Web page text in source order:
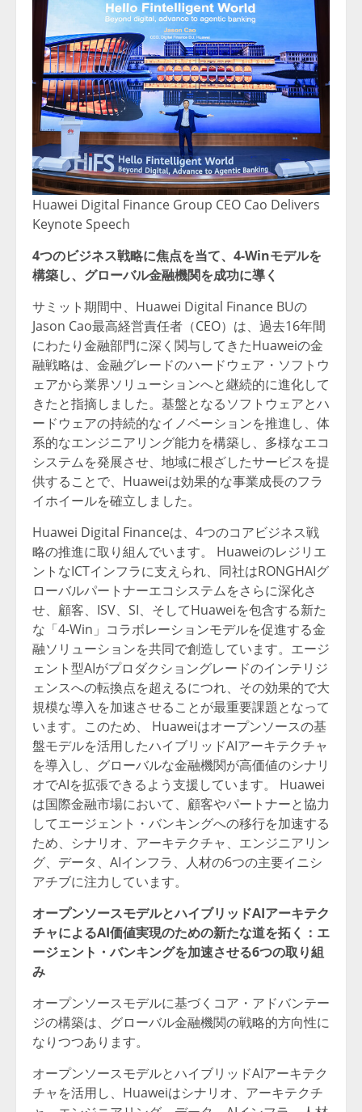
Huawei Digital Finance Group CEO Cao Delivers
Keynote Speech
4つのビジネス戦略に焦点を当て、4-Winモデルを
構築し、グローバル金融機関を成功に導く
サミット期間中、Huawei Digital Finance BUの
Jason Cao最高経営責任者（CEO）は、過去16年間
にわたり金融部門に深く関与してきたHuaweiの金
融戦略は、金融グレードのハードウェア・ソフトウ
ェアから業界ソリューションへと継続的に進化して
きたと指摘しました。基盤となるソフトウェアとハ
ードウェアの持続的なイノベーションを推進し、体
系的なエンジニアリング能力を構築し、多様なエコ
システムを発展させ、地域に根ざしたサービスを提
供することで、Huaweiは効果的な事業成長のフラ
イホイールを確立しました。
Huawei Digital Financeは、4つのコアビジネス戦
略の推進に取り組んでいます。 Huaweiのレジリエ
ントなICTインフラに支えられ、同社はRONGHAIグ
ローバルパートナーエコシステムをさらに深化さ
せ、顧客、ISV、SI、そしてHuaweiを包含する新た
な「4-Win」コラボレーションモデルを促進する金
融ソリューションを共同で創造しています。エージ
ェント型AIがプロダクショングレードのインテリジ
ェンスへの転換点を超えるにつれ、その効果的で大
規模な導入を加速させることが最重要課題となって
います。このため、 Huaweiはオープンソースの基
盤モデルを活用したハイブリッドAIアーキテクチャ
を導入し、グローバルな金融機関が高価値のシナリ
オでAIを拡張できるよう支援しています。 Huawei
は国際金融市場において、顧客やパートナーと協力
してエージェント・バンキングへの移行を加速する
ため、シナリオ、アーキテクチャ、エンジニアリン
グ、データ、AIインフラ、人材の6つの主要イニシ
アチブに注力しています。
オープンソースモデルとハイブリッドAIアーキテク
チャによるAI価値実現のための新たな道を拓く：エ
ージェント・バンキングを加速させる6つの取り組
み
オープンソースモデルに基づくコア・アドバンテー
ジの構築は、グローバル金融機関の戦略的方向性に
なりつつあります。
オープンソースモデルとハイブリッドAIアーキテク
チャを活用し、Huaweiはシナリオ、アーキテクチ